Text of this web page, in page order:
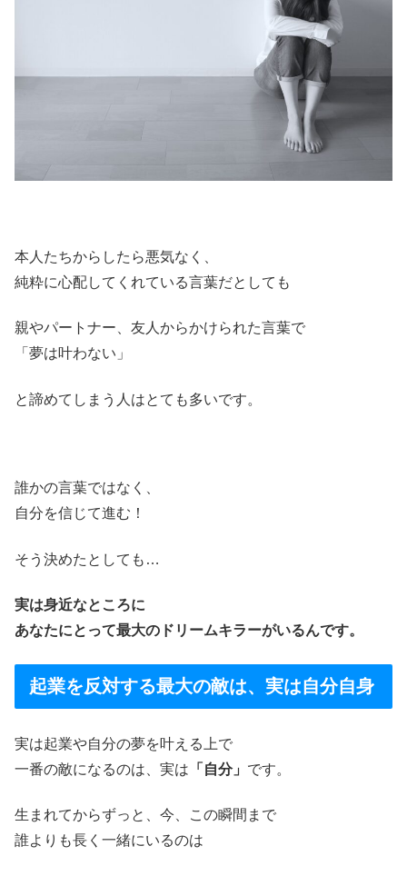
本人たちからしたら悪気なく、
純粋に心配してくれている言葉だとしても
親やパートナー、友人からかけられた言葉で
「夢は叶わない」
と諦めてしまう人はとても多いです。
誰かの言葉ではなく、
自分を信じて進む！
そう決めたとしても…
実は身近なところに
あなたにとって最大のドリームキラーがいるんです。
起業を反対する最大の敵は、実は自分自身
実は起業や自分の夢を叶える上で
一番の敵になるのは、実は 「自分」 です。
生まれてからずっと、今、この瞬間まで
誰よりも長く一緒にいるのは